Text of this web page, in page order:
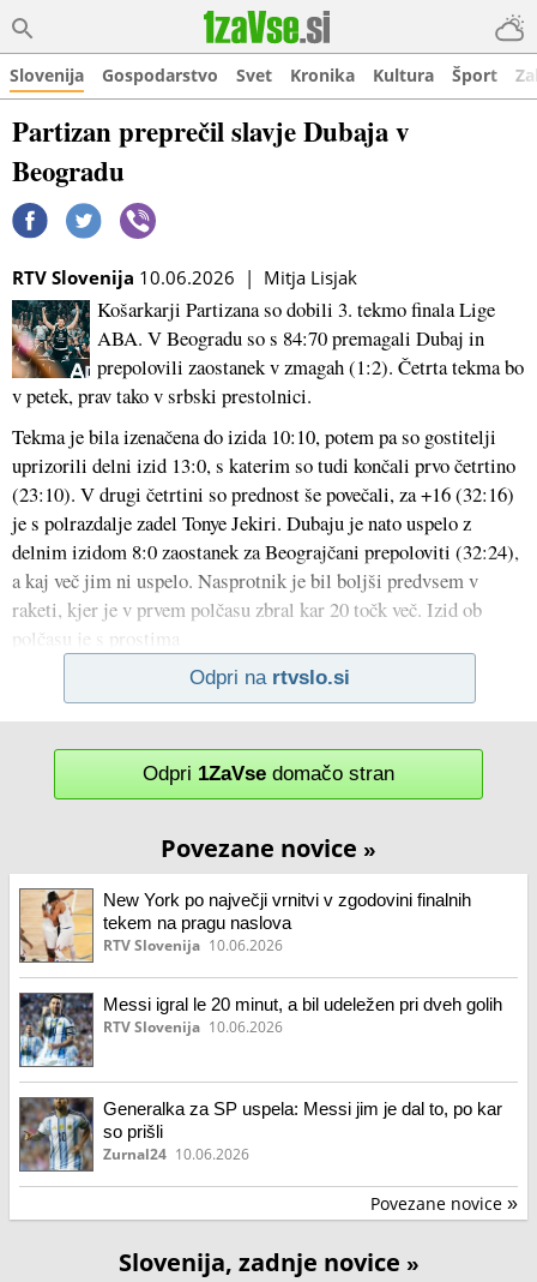
Slovenija Gospodarstvo Svet Kronika Kultura Šport
Partizan preprečil slavje Dubaja v
Beogradu
RTV Slovenija 10.06.2026 | Mitja Lisjak
Košarkarji Partizana so dobili 3. tekmo finala Lige
ABA. V Beogradu so s 84:70 premagali Dubaj in
prepolovili zaostanek v zmagah (1:2). Četrta tekma bo
v petek, prav tako v srbski prestolnici.
Tekma je bila izenačena do izida 10:10, potem pa so gostitelji
uprizorili delni izid 13:0, s katerim so tudi končali prvo četrtino
(23:10). V drugi četrtini so prednost še povečali, za +16 (32:16)
je s polrazdalje zadel Tonye Jekiri. Dubaju je nato uspelo z
delnim izidom 8:0 zaostanek za Beograjčani prepoloviti (32:24),
a kaj več jim ni uspelo. Nasprotnik je bil boljši predvsem v
raketi, kjer je v prvem polčasu zbral kar 20 točk več. Izid ob
polčasu je s prostima
Odpri na rtvslo.si
Odpri 1ZaVse domačo stran
Povezane novice »
New York po največji vrnitvi v zgodovini finalnih
tekem na pragu naslova
RTV Slovenija 10.06.2026
Messi igral le 20 minut, a bil udeležen pri dveh golih
RTV Slovenija 10.06.2026
Generalka za SP uspela: Messi jim je dal to, po kar
so prišli
Zurnal24 10.06.2026
Povezane novice »
Slovenija, zadnje novice »